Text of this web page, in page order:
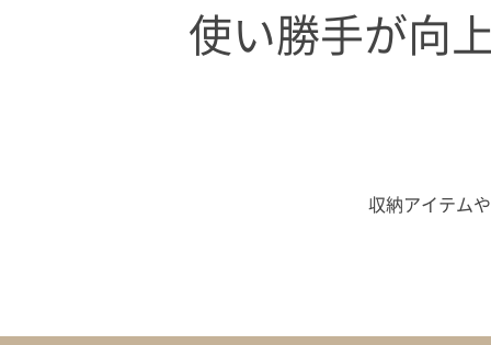
使い勝手が向
収納アイテム